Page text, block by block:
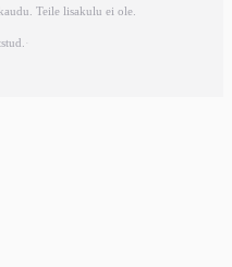
Teile lisakulu ei ole.
·